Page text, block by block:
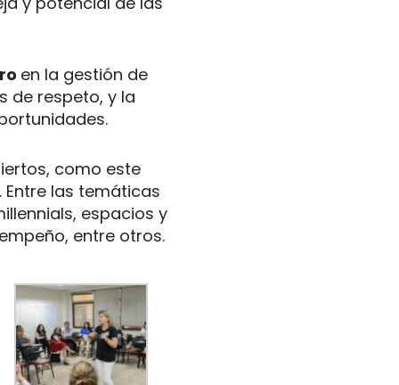
en la gestión de
de respeto, y la
como este
las temáticas
espacios y
entre otros.